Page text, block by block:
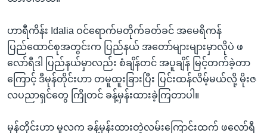
ဟာရီကိန်း Idalia ဝင်ရောက်မတိုက်ခတ်ခင် အမေရိကန်
ပြည်ထောင်စုအတွင်းက ပြည်နယ် အတော်များများမှာလိုပဲ ဖ
လော်ရီဒါ ပြည်နယ်မှာလည်း စံချိန်တင် အပူချိန် မြင့်တက်ခဲ့တာ
ကြောင့် ဒီမုန်တိုင်းဟာ တမူထူးခြားပြီး ပြင်းထန်လိမ့်မယ်လို့ မိုးဇ
လပညာရှင်တွေ ကြိုတင် ခန့်မှန်းထားခဲ့ကြတာပါ။
မုန်တိုင်းဟာ မူလက ခန့်မှန်းထားတဲ့လမ်းကြောင်းထက် ဖလော်ရီ